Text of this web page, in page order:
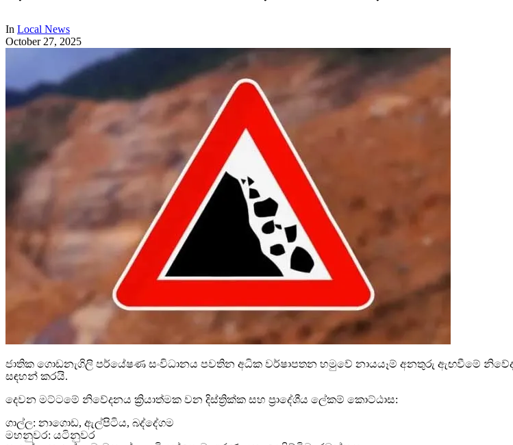
In Local News
October 27, 2025
ජාතික ගොඩනැගිලි පර්යේෂණ සංවිධානය පවතින අධික වර්ෂාපතන හමුවේ නායයෑම් අනතුරු ඇඟවීමේ
සඳහන් කරයි.
දෙවන මට්ටමේ නිවේදනය ක්‍රියාත්මක වන දිස්ත්‍රික්ක සහ ප්‍රාදේශීය ලේකම් කොට්ඨාස:
ගාල්ල: නාගොඩ, ඇල්පිටිය, බද්දේගම
මහනුවර: යටිනුවර